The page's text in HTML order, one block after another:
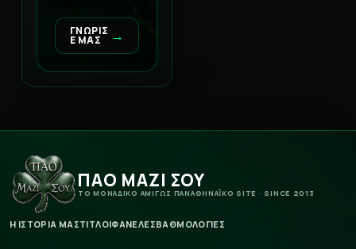
ΓΝΩΡΙΣ
Ε ΜΑΣ →
ΠΑΟ ΜΑΖΙ ΣΟΥ
ΤΟ ΜΟΝΑΔΙΚΟ ΑΜΙΓΩΣ ΠΑΝΑΘΗΝΑΪΚΟ SITE · SINCE 2013
Η ΙΣΤΟΡΙΑ ΜΑΣΤΙΤΛΟΙΦΑΝΕΛΕΣΒΑΘΜΟΛΟΓΙΕΣ